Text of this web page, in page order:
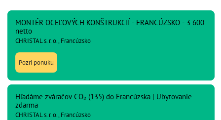
MONTÉR OCEĽOVÝCH KONŠTRUKCIÍ - FRANCÚZSKO - 3 600
netto
CHRISTAL s. r. o., Francúzsko
Pozri ponuku
Hľadáme zváračov CO₂ (135) do Francúzska | Ubytovanie
zdarma
CHRISTAL s. r. o., Francúzsko